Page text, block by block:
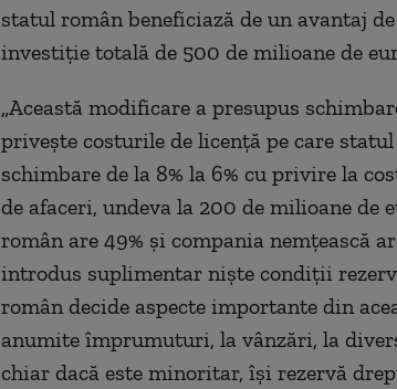
statul român beneficiază de un avantaj
investiţie totală de 500 de milioane de
„Această modificare a presupus
priveşte costurile de licenţă pe care
schimbare de la 8% la 6% cu privire la
de afaceri, undeva la 200 de milioane de
român are 49% şi compania nemţească
introdus suplimentar nişte condiţii
român decide aspecte importante din
anumite împrumuturi, la vânzări, la
chiar dacă este minoritar, îşi rezervă